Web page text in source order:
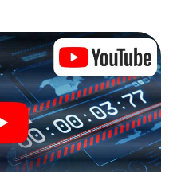
und vor allem: Vertrauen
Escape Room in
in ein Zimmer eingesperrt,
Zeitfenster
Schnitzeljagd erklärt
Spielfeld! Die
Ihr Agentenabenteuer in